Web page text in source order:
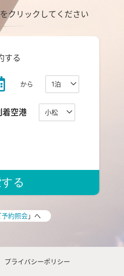
クリックしてください
する
から
着空港
約照会」へ
プライバシーポリシー